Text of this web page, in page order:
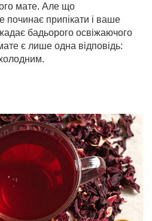
мате. Але що
починає припікати і ваше
бадьорого освіжаючого
є лише одна відповідь: